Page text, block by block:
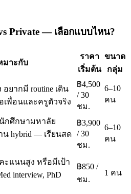
Private — เลือกแบบไหน?
มาะกับ
ราคา
เริ่มต้น
ขนาด
กลุ่ม
ยากมี routine เดิน
เพื่อนและครูตัวจริง
฿4,500
/ 30
ชม.
6–10
คน
กศึกษามหาลัย
hybrid — เรียนสด
฿3,900
/ 30
ชม.
6–10
คน
ะแนนสูง หรือมีเป้า
interview, PhD
฿850 /
ชม.
1 คน